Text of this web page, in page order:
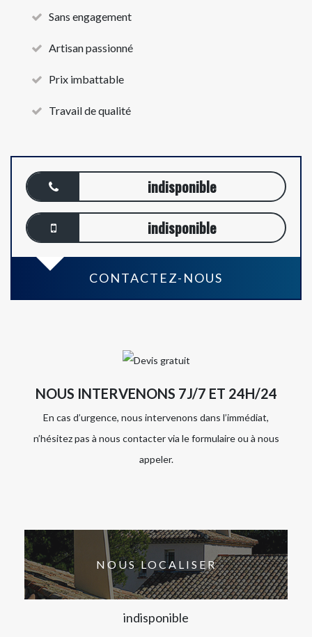
Sans engagement
Artisan passionné
Prix imbattable
Travail de qualité
indisponible
indisponible
CONTACTEZ-NOUS
NOUS INTERVENONS 7J/7 ET 24H/24
En cas d’urgence, nous intervenons dans l’immédiat,
n’hésitez pas à nous contacter via le formulaire ou à nous
appeler.
NOUS LOCALISER
indisponible